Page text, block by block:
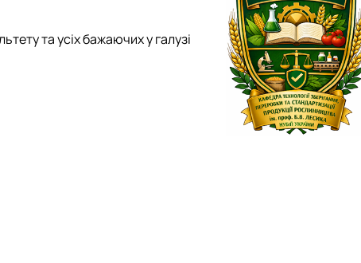
та усіх бажаючих у галузі